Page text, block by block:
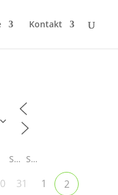
Kontakt
S S
31 1
2